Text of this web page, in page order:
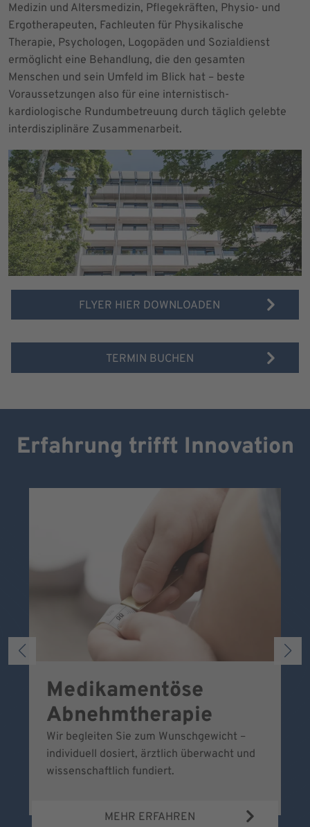
Medizin und Altersmedizin, Pflegekräften, Physio- und
Ergotherapeuten, Fachleuten für Physikalische
Therapie, Psychologen, Logopäden und Sozialdienst
ermöglicht eine Behandlung, die den gesamten
Menschen und sein Umfeld im Blick hat – beste
Voraussetzungen also für eine internistisch-
kardiologische Rundumbetreuung durch täglich gelebte
interdisziplinäre Zusammenarbeit.
FLYER HIER DOWNLOADEN
TERMIN BUCHEN
Erfahrung trifft Innovation
Medikamentöse
Abnehmtherapie
Wir begleiten Sie zum Wunschgewicht –
individuell dosiert, ärztlich überwacht und
wissenschaftlich fundiert.
MEHR ERFAHREN